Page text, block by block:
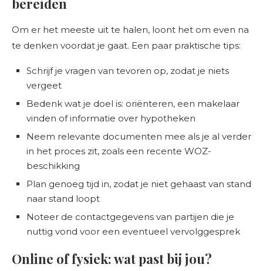
bereiden
Om er het meeste uit te halen, loont het om even na
te denken voordat je gaat. Een paar praktische tips:
Schrijf je vragen van tevoren op, zodat je niets
vergeet
Bedenk wat je doel is: oriënteren, een makelaar
vinden of informatie over hypotheken
Neem relevante documenten mee als je al verder
in het proces zit, zoals een recente WOZ-
beschikking
Plan genoeg tijd in, zodat je niet gehaast van stand
naar stand loopt
Noteer de contactgegevens van partijen die je
nuttig vond voor een eventueel vervolggesprek
Online of fysiek: wat past bij jou?